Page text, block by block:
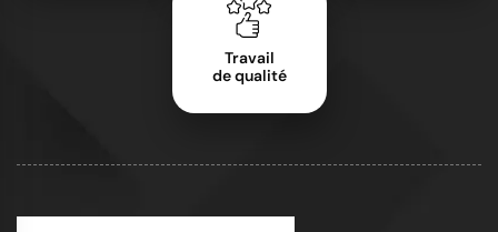
Travail
de qualité